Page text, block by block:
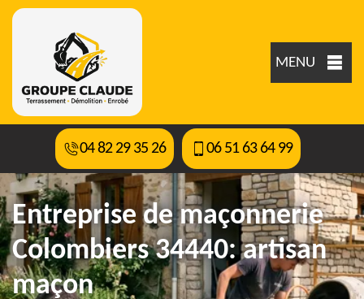
MENU
04 82 29 35 26 06 51 63 64 99
Entreprise de maçonnerie
Colombiers 34440: artisan
maçon